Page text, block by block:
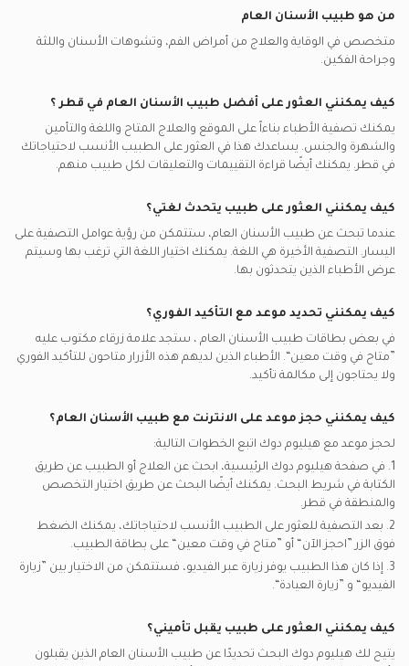
أفضل جراحي تجميل في الدوحة
أفضل اطباء الأطفال في الدوحة
أفضل أطباء القلب في الدوحة
أفضل اطباء باطنية في الدوحة
أفضل أخصائيين أمراض الصدر في الدوحة
أطباء الأسنان العامين في مركز الدكتور وليد ابو حلاوة الطبي,
السلطة الجديدة
اسنان الأطفال, الدوحة
التحجيم والتلميع, الدوحة
طب الأسنان الترميمي, الدوحة
مشاكل اللثة, الدوحة
رضوض الأسنان, الدوحة
ميتلايف يدعم تأمين أطباء الأسنان العامين
ناس يدعم تأمين أطباء الأسنان العامين
سايكو يدعم تأمين أطباء الأسنان العامين
أتنا يدعم تأمين أطباء الأسنان العامين
سيجنا يدعم تأمين أطباء الأسنان العامين
None يدعم تأمين أطباء الأسنان العامين
إم إس إيتش يدعم تأمين أطباء الأسنان العامين
بوبا يدعم تأمين أطباء الأسنان العامين
مكالمات الفيديو مع أطباء ممارسون عامون
مكالمات الفيديو مع اطباء نفسيين
مكالمات الفيديو مع أطباء القلب
مكالمات الفيديو مع اطباء باطنية
من هو طبيب الأسنان العام
متخصص في الوقاية والعلاج من أمراض الفم، وتشوهات الأسنان واللثة
وجراحة الفكين.
كيف يمكنني العثور على أفضل طبيب الأسنان العام في قطر ؟
يمكنك تصفية الأطباء بناءاً على الموقع والعلاج المتاح واللغة والتأمين
والشهرة والجنس. يساعدك هذا في العثور على الطبيب الأنسب لاحتياجاتك
في قطر. يمكنك أيضًا قراءة التقييمات والتعليقات لكل طبيب منهم.
كيف يمكنني العثور على طبيب يتحدث لغتي؟
عندما تبحث عن طبيب الأسنان العام، ستتمكن من رؤية عوامل التصفية على
اليسار. التصفية الأخيرة هي اللغة. يمكنك اختيار اللغة التي ترغب بها وسيتم
عرض الأطباء الذين يتحدثون بها.
كيف يمكنني تحديد موعد مع التأكيد الفوري؟
في بعض بطاقات طبيب الأسنان العام ، ستجد علامة زرقاء مكتوب عليه
”متاح في وقت معين“. الأطباء الذين لديهم هذه الأزرار متاحون للتأكيد الفوري
ولا يحتاجون إلى مكالمة تأكيد.
كيف يمكنني حجز موعد على الانترنت مع طبيب الأسنان العام؟
لحجز موعد مع هيليوم دوك اتبع الخطوات التالية:
1. في صفحة هيليوم دوك الرئيسية، ابحث عن العلاج أو الطبيب عن طريق
الكتابة في شريط البحث. يمكنك أيضًا البحث عن طريق اختيار التخصص
والمنطقة في قطر.
2. بعد التصفية للعثور على الطبيب الأنسب لاحتياجاتك، يمكنك الضغط
فوق الزر ”احجز الآن“ أو ”متاح في وقت معين“ على بطاقة الطبيب.
3. إذا كان هذا الطبيب يوفر زيارة عبر الفيديو، فستتمكن من الاختيار بين ”زيارة
الفيديو“ و ”زيارة العيادة“.
كيف يمكنني العثور على طبيب يقبل تأميني؟
يتيح لك هيليوم دوك البحث تحديدًا عن طبيب الأسنان العام الذين يقبلون